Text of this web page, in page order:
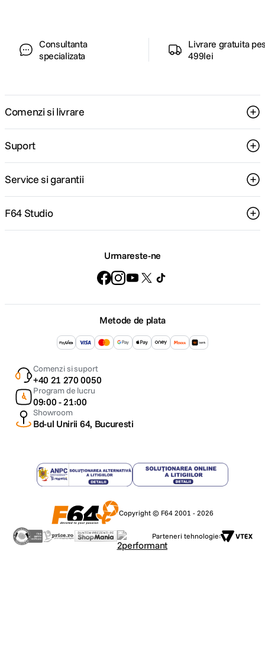
Consultanta
specializata
Livrare gratuita
499lei
Comenzi si livrare
Suport
Service si garantii
F64 Studio
Urmareste-ne
Metode de plata
Comenzi si suport
+40 21 270 0050
Program de lucru
09:00 - 21:00
Showroom
Bd-ul Unirii 64, Bucuresti
Copyright © F64 2001 - 2026
Parteneri tehnologie: